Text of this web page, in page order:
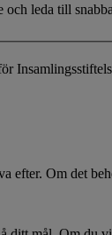
leda till
efter. Om det